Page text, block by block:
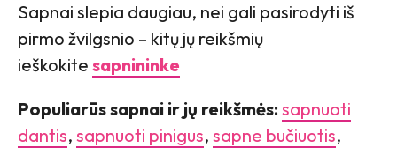
Sapnai slepia daugiau, nei gali pasirodyti iš
pirmo žvilgsnio – kitų jų reikšmių
ieškokite sapnininke
Populiarūs sapnai ir jų reikšmės: sapnuoti
dantis, sapnuoti pinigus, sapne bučiuotis,